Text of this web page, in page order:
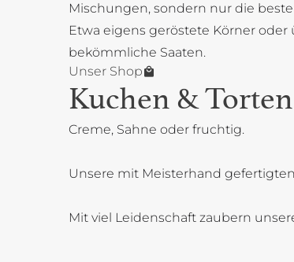
Mischungen, sondern nur die
Etwa eigens geröstete Körner
bekömmliche Saaten.
Unser Shop
Kuchen & Torten
Creme, Sahne oder fruchtig.
Unsere mit Meisterhand
Mit viel Leidenschaft zaubern